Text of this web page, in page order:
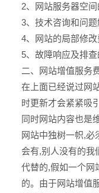
2、网站服务器空间
3、技术咨询和问题
4、网站的局部修改
5、故障响应及排查
二、网站增值服务
在上面已经说过网
时更新才会紧紧吸
同时网站内容也是
网站中独树一帜,必
会有,别人没有的我
代替的,假如一个网
的。由于网站增值